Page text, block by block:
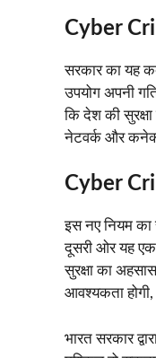
Cyber
सरकार का यह
उपयोग अपनी
कि देश की
नेटवर्क और
Cyber
इस नए नियम का
दूसरी ओर यह एक
सुरक्षा का
आवश्यकता होगी,
भारत सरकार